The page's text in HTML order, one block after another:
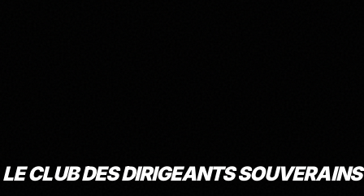
LE CLUB DES DIRIGEANTS SOUVERAINS